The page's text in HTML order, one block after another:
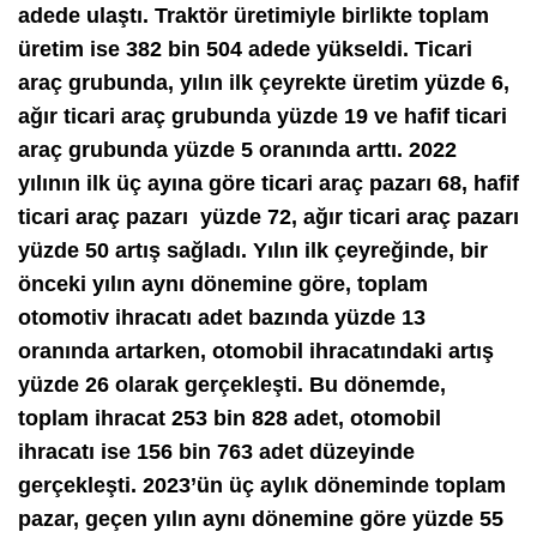
adede ulaştı. Traktör üretimiyle birlikte toplam
üretim ise 382 bin 504 adede yükseldi. Ticari
araç grubunda, yılın ilk çeyrekte üretim yüzde 6,
ağır ticari araç grubunda yüzde 19 ve hafif ticari
araç grubunda yüzde 5 oranında arttı. 2022
yılının ilk üç ayına göre ticari araç pazarı 68, hafif
ticari araç pazarı yüzde 72, ağır ticari araç pazarı
yüzde 50 artış sağladı. Yılın ilk çeyreğinde, bir
önceki yılın aynı dönemine göre, toplam
otomotiv ihracatı adet bazında yüzde 13
oranında artarken, otomobil ihracatındaki artış
yüzde 26 olarak gerçekleşti. Bu dönemde,
toplam ihracat 253 bin 828 adet, otomobil
ihracatı ise 156 bin 763 adet düzeyinde
gerçekleşti. 2023’ün üç aylık döneminde toplam
pazar, geçen yılın aynı dönemine göre yüzde 55